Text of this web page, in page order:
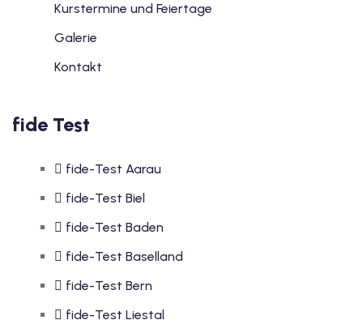
Kurstermine und Feiertage
Galerie
Kontakt
fide Test
fide-Test Aarau
fide-Test Biel
fide-Test Baden
fide-Test Baselland
fide-Test Bern
fide-Test Liestal